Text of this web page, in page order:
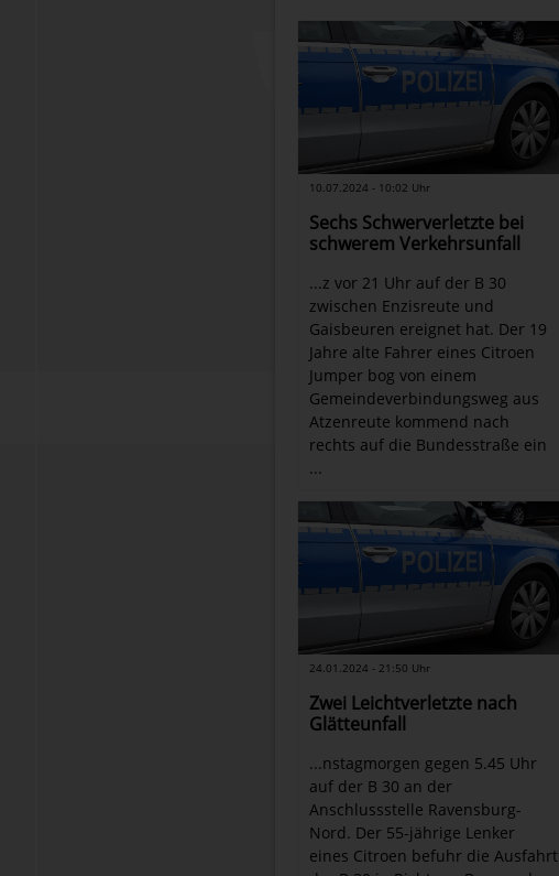
10.07.2024 - 10:02 Uhr
Sechs Schwerverletzte bei
schwerem Verkehrsunfall
...z vor 21 Uhr auf der B 30
zwischen Enzisreute und
Gaisbeuren ereignet hat. Der 19
Jahre alte Fahrer eines Citroen
Jumper bog von einem
Gemeindeverbindungsweg aus
Atzenreute kommend nach
rechts auf die Bundesstraße ein
...
24.01.2024 - 21:50 Uhr
Zwei Leichtverletzte nach
Glätteunfall
...nstagmorgen gegen 5.45 Uhr
auf der B 30 an der
Anschlussstelle Ravensburg-
Nord. Der 55-jährige Lenker
eines Citroen befuhr die Ausfahrt